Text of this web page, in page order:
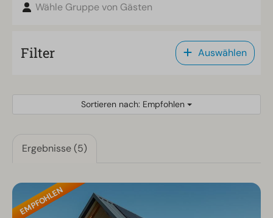
Wähle Gruppe von Gästen
Filter Auswählen
Sortieren nach: Empfohlen
Ergebnisse (5)
EMPFOHLEN